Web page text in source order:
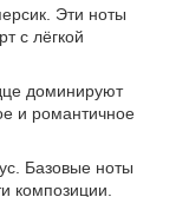
Эти ноты
с лёгкой
доминируют
и романтичное
Базовые ноты
композиции.